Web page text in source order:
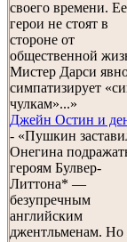
своего времени. Ее
герои не стоят в
стороне от
общественной
Мистер Дарси
симпатизирует
чулкам»...»
Джейн Остин и
- «Пушкин
Онегина
героям Булвер-
Литтона* —
безупречным
английским
джентльменам. Но